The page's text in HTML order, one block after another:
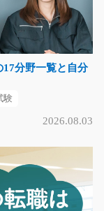
サプリメント
17分野一覧と自分
験
2026.08.03